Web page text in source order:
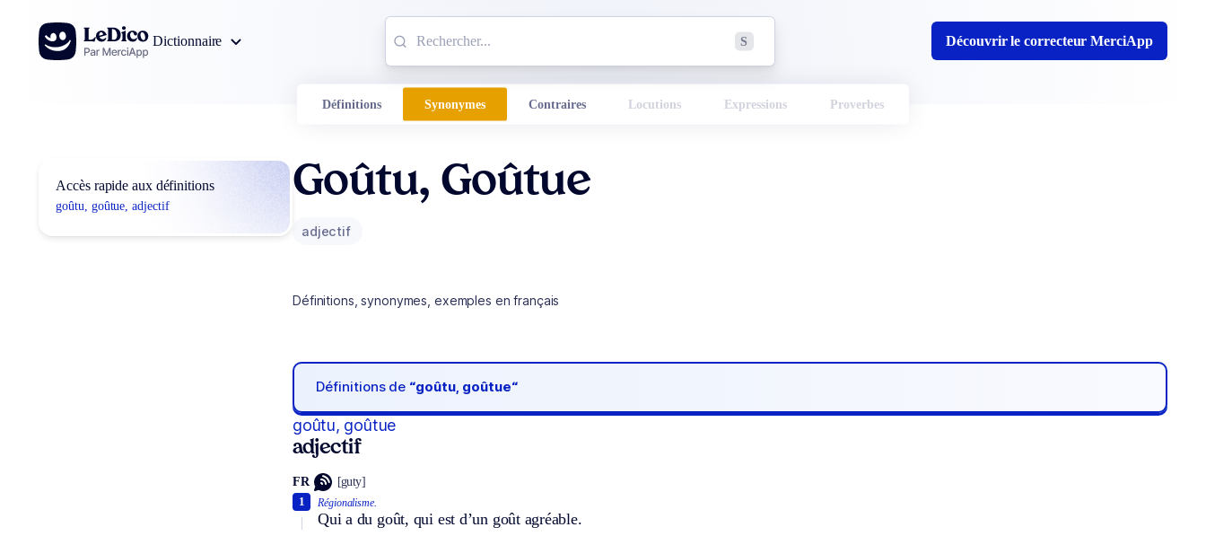
Aller au contenu
Dictionnaire
S Découvrir le correcteur MerciApp
Définitions Synonymes Contraires Locutions Expressions Proverbes
Accès rapide aux définitions
goûtu, goûtue, adjectif
Goûtu, Goûtue
adjectif
Définitions, synonymes, exemples en français
Définitions de “goûtu, goûtue“
goûtu, goûtue
adjectif
FR [guty]
Régionalisme.
Qui a du goût, qui est d’un goût agréable.
1